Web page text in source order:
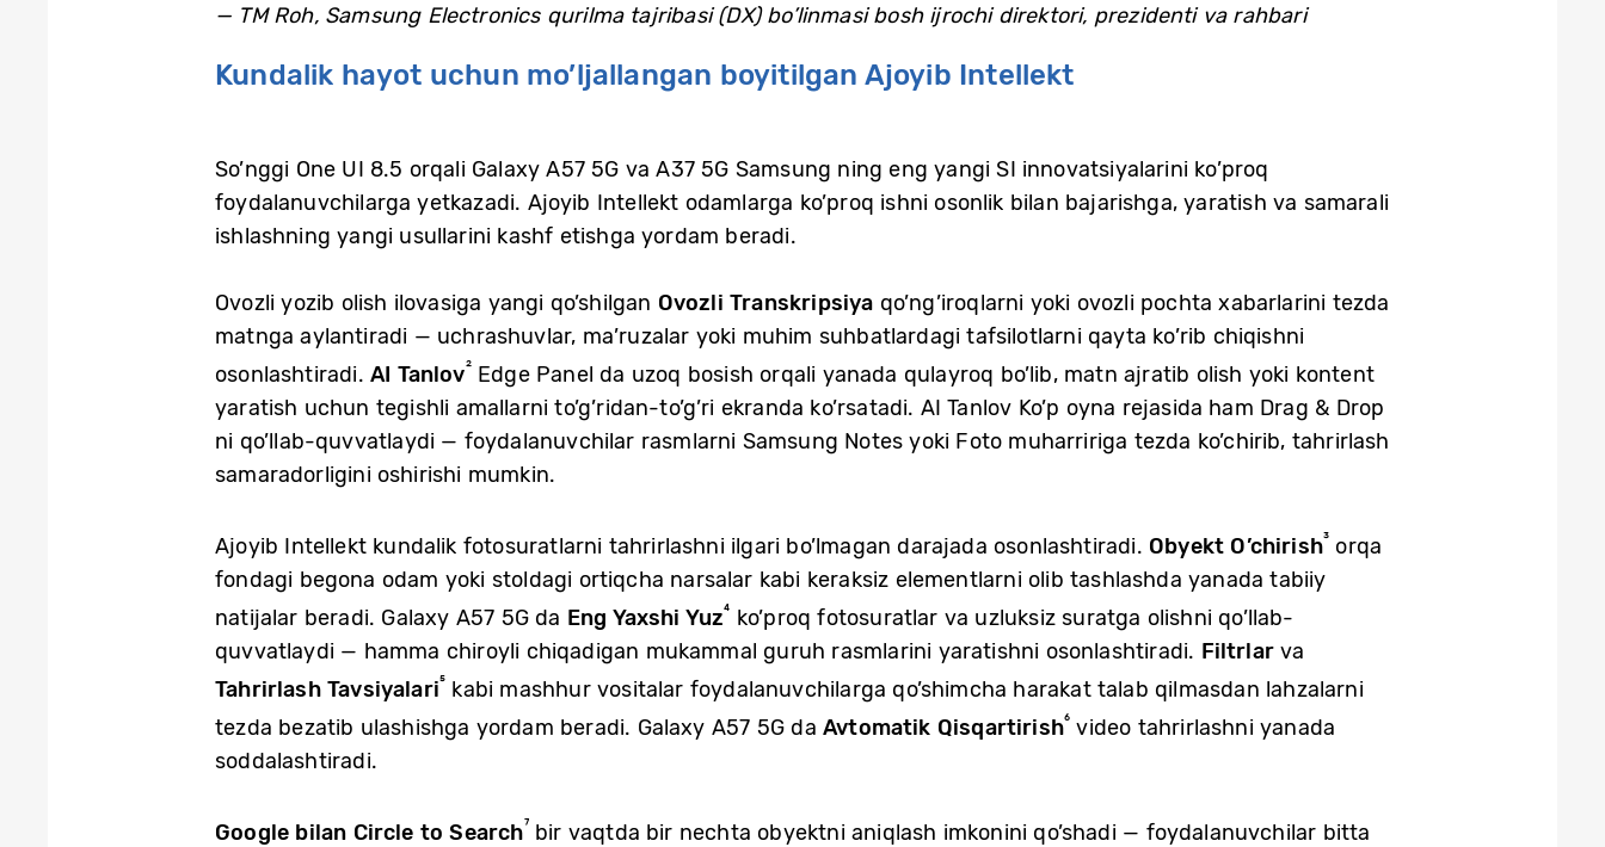
— TM Roh, Samsung Electronics qurilma tajribasi (DX) bo’linmasi bosh ijrochi direktori, prezidenti va rahbari
Kundalik hayot uchun mo’ljallangan boyitilgan Ajoyib Intellekt
So’nggi One UI 8.5 orqali Galaxy A57 5G va A37 5G Samsung ning eng yangi SI innovatsiyalarini ko’proq
foydalanuvchilarga yetkazadi. Ajoyib Intellekt odamlarga ko’proq ishni osonlik bilan bajarishga, yaratish va samarali
ishlashning yangi usullarini kashf etishga yordam beradi.
Ovozli yozib olish ilovasiga yangi qo’shilgan Ovozli Transkripsiya qo’ng’iroqlarni yoki ovozli pochta xabarlarini tezda
matnga aylantiradi — uchrashuvlar, ma’ruzalar yoki muhim suhbatlardagi tafsilotlarni qayta ko’rib chiqishni
osonlashtiradi. AI Tanlov²Edge Panel da uzoq bosish orqali yanada qulayroq bo’lib, matn ajratib olish yoki kontent
yaratish uchun tegishli amallarni to’g’ridan-to’g’ri ekranda ko’rsatadi. AI Tanlov Ko’p oyna rejasida ham Drag & Drop
ni qo’llab-quvvatlaydi — foydalanuvchilar rasmlarni Samsung Notes yoki Foto muharririga tezda ko’chirib, tahrirlash
samaradorligini oshirishi mumkin.
Ajoyib Intellekt kundalik fotosuratlarni tahrirlashni ilgari bo’lmagan darajada osonlashtiradi. Obyekt O’chirish³ orqa
fondagi begona odam yoki stoldagi ortiqcha narsalar kabi keraksiz elementlarni olib tashlashda yanada tabiiy
natijalar beradi. Galaxy A57 5G da Eng Yaxshi Yuz⁴ ko’proq fotosuratlar va uzluksiz suratga olishni qo’llab-
quvvatlaydi — hamma chiroyli chiqadigan mukammal guruh rasmlarini yaratishni osonlashtiradi. Filtrlar va
Tahrirlash Tavsiyalari⁵ kabi mashhur vositalar foydalanuvchilarga qo’shimcha harakat talab qilmasdan lahzalarni
tezda bezatib ulashishga yordam beradi. Galaxy A57 5G da Avtomatik Qisqartirish⁶ video tahrirlashni yanada
soddalashtiradi.
Google bilan Circle to Search⁷ bir vaqtda bir nechta obyektni aniqlash imkonini qo’shadi — foydalanuvchilar bitta